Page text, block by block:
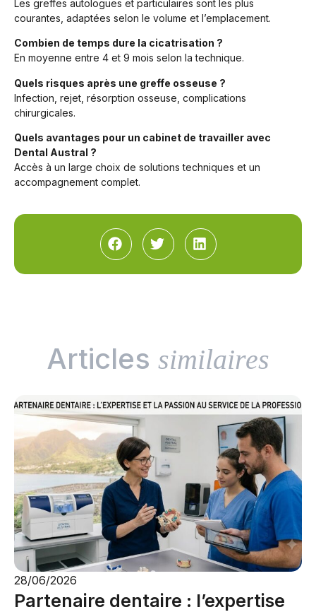
Les greffes autologues et particulaires sont les plus
courantes, adaptées selon le volume et l’emplacement.
Combien de temps dure la cicatrisation ?
En moyenne entre 4 et 9 mois selon la technique.
Quels risques après une greffe osseuse ?
Infection, rejet, résorption osseuse, complications
chirurgicales.
Quels avantages pour un cabinet de travailler avec
Dental Austral ?
Accès à un large choix de solutions techniques et un
accompagnement complet.
Articles similaires
28/06/2026
Partenaire dentaire : l’expertise